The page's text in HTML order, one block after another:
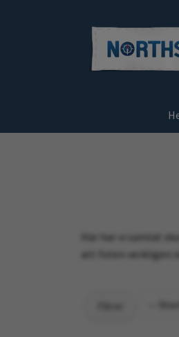
Här har vi samlat
att foten verkligen